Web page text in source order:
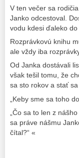
V ten večer sa
Janko odcestoval.
vodu kdesi ďaleko
Rozprávkovú knihu
ale vždy iba
Od Janka dostávali
však tešil tomu, že
sa sto rokov a stať
„Keby sme sa toho
„Čo sa to len z
sa práve nášmu
čítal?“ «